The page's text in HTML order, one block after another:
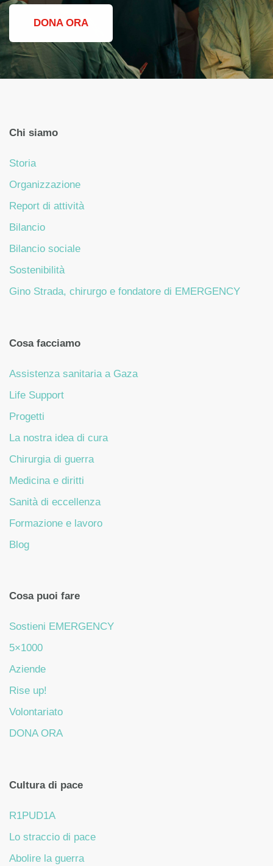
DONA ORA
Chi siamo
Storia
Organizzazione
Report di attività
Bilancio
Bilancio sociale
Sostenibilità
Gino Strada, chirurgo e fondatore di EMERGENCY
Cosa facciamo
Assistenza sanitaria a Gaza
Life Support
Progetti
La nostra idea di cura
Chirurgia di guerra
Medicina e diritti
Sanità di eccellenza
Formazione e lavoro
Blog
Cosa puoi fare
Sostieni EMERGENCY
5×1000
Aziende
Rise up!
Volontariato
DONA ORA
Cultura di pace
R1PUD1A
Lo straccio di pace
Abolire la guerra